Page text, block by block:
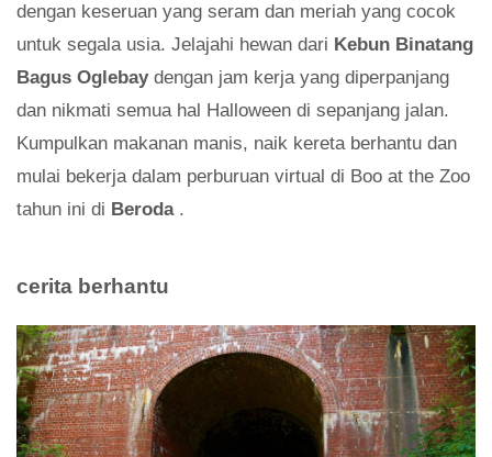
dengan keseruan yang seram dan meriah yang cocok
untuk segala usia. Jelajahi hewan dari Kebun Binatang
Bagus Oglebay dengan jam kerja yang diperpanjang
dan nikmati semua hal Halloween di sepanjang jalan.
Kumpulkan makanan manis, naik kereta berhantu dan
mulai bekerja dalam perburuan virtual di Boo at the Zoo
tahun ini di Beroda .
cerita berhantu